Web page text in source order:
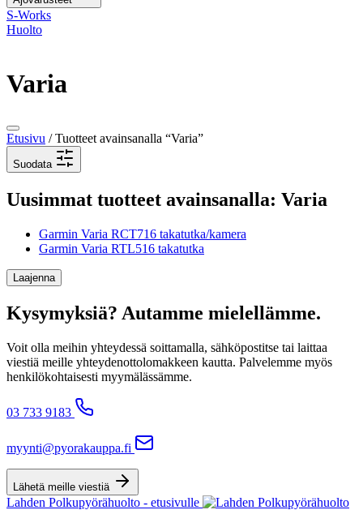
S-Works
Huolto
Varia
Etusivu / Tuotteet avainsanalla “Varia”
Suodata
Uusimmat tuotteet avainsanalla: Varia
Garmin Varia RCT716 takatutka/kamera
Garmin Varia RTL516 takatutka
Laajenna
Kysymyksiä? Autamme mielellämme.
Voit olla meihin yhteydessä soittamalla, sähköpostitse tai laittaa
viestiä meille yhteydenottolomakkeen kautta. Palvelemme myös
henkilökohtaisesti myymälässämme.
03 733 9183
myynti@pyorakauppa.fi
Lähetä meille viestiä
Lahden Polkupyörähuolto - etusivulle